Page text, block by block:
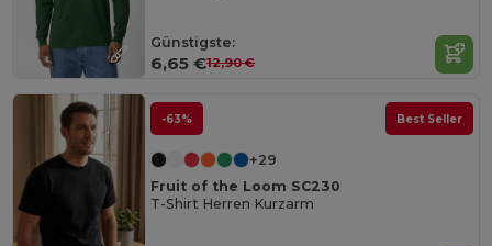
Günstigste:
6,65 €12,90 €
-63% Best Seller
+29
Fruit of the Loom SC230
T-Shirt Herren Kurzarm